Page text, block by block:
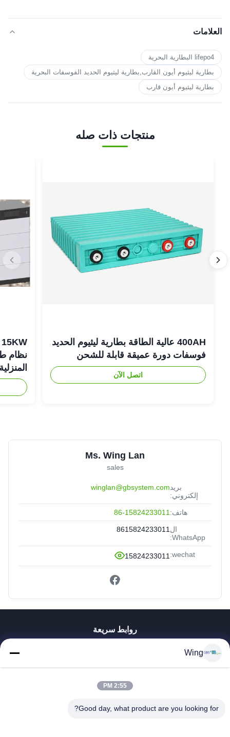
العلامات
lifepo4 البطارية البحرية
بطارية ليثيوم أيون القارب,بطارية ليثيوم الحديد الفوسفات البحرية
بطارية ليثيوم أيون قارب
منتجات ذات صله
400AH عالية الطاقة بطارية ليثيوم الحديد
فوسفات دورة عميقة قابلة للشحن
اتصل الآن
نظام
Ms. Wing Lan
sales
بريد
إلكتروني:
winglan@gbsystem.com
هاتف:86-15824233011
ال
WhatsApp:
8615824233011
wechat:
15824233011
روابط سريعة
برنامج VR
جولة في المصنع
Wing
2:55 PM
Good day, what product are you looking for?